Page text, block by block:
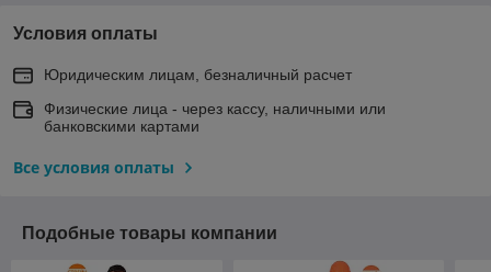
Условия оплаты
Юридическим лицам, безналичный расчет
Физические лица - через кассу, наличными или
банковскими картами
Все условия оплаты
Подобные товары компании